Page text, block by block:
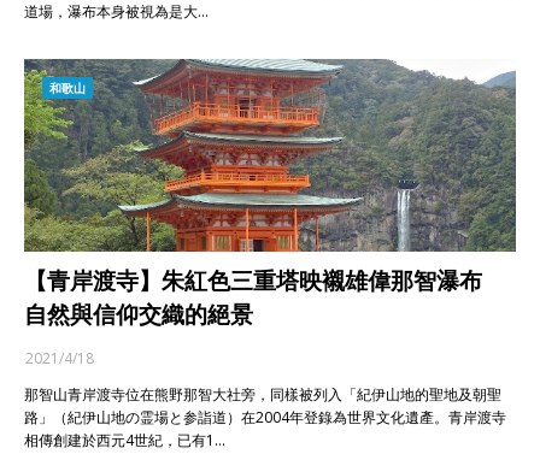
道場，瀑布本身被視為是大…
和歌山
【青岸渡寺】朱紅色三重塔映襯雄偉那智瀑布
自然與信仰交織的絕景
2021/4/18
那智山青岸渡寺位在熊野那智大社旁，同樣被列入「紀伊山地的聖地及朝聖
路」（紀伊山地の霊場と参詣道）在2004年登錄為世界文化遺產。青岸渡寺
相傳創建於西元4世紀，已有1…